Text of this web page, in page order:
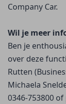
Company Car.
Wil je meer
Ben je
over deze
Rutten
Michaela
0346-753800